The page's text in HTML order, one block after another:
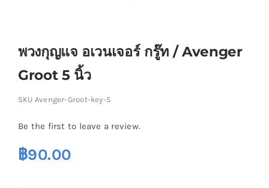
พวงกุญแจ อเวนเจอร์ กรู๊ท / Avenger
Groot 5 นิ้ว
SKU Avenger-Groot-key-5
Be the first to leave a review.
฿90.00